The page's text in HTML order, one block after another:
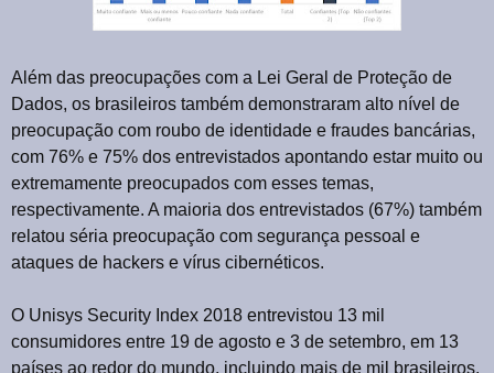
Além das preocupações com a Lei Geral de Proteção de
Dados, os brasileiros também demonstraram alto nível de
preocupação com roubo de identidade e fraudes bancárias,
com 76% e 75% dos entrevistados apontando estar muito ou
extremamente preocupados com esses temas,
respectivamente. A maioria dos entrevistados (67%) também
relatou séria preocupação com segurança pessoal e
ataques de hackers e vírus cibernéticos.
O Unisys Security Index 2018 entrevistou 13 mil
consumidores entre 19 de agosto e 3 de setembro, em 13
países ao redor do mundo, incluindo mais de mil brasileiros.